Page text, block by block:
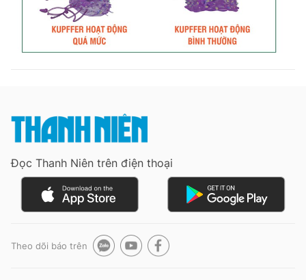
Đọc Thanh Niên trên điện thoại
Theo dõi báo trên